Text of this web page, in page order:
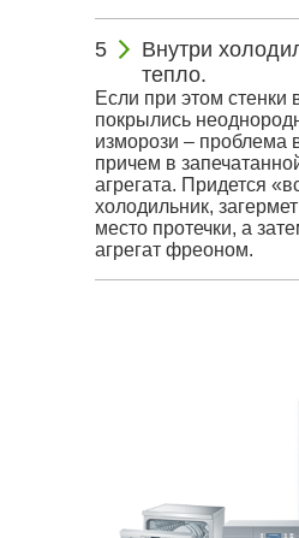
Внутри
тепло.
Если при этом стенки
покрылись
изморози – проблема
причем в
агрегата. Придется
холодильник,
место протечки, а
агрегат фреоном.